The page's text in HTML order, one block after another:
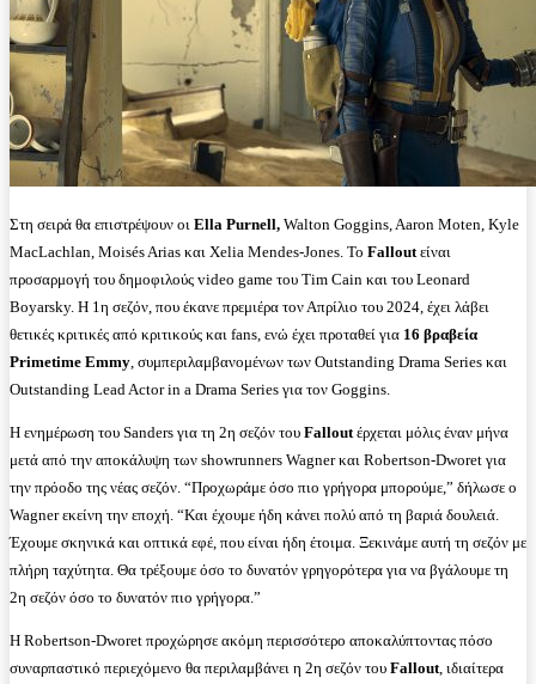
Στη σειρά θα επιστρέψουν οι Ella Purnell, Walton Goggins, Aaron Moten, Kyle
MacLachlan, Moisés Arias και Xelia Mendes-Jones. Το Fallout είναι
προσαρμογή του δημοφιλούς video game του Tim Cain και του Leonard
Boyarsky. Η 1η σεζόν, που έκανε πρεμιέρα τον Απρίλιο του 2024, έχει λάβει
θετικές κριτικές από κριτικούς και fans, ενώ έχει προταθεί για 16 βραβεία
Primetime Emmy , συμπεριλαμβανομένων των Outstanding Drama Series και
Outstanding Lead Actor in a Drama Series για τον Goggins.
Η ενημέρωση του Sanders για τη 2η σεζόν του Fallout έρχεται μόλις έναν μήνα
μετά από την αποκάλυψη των showrunners Wagner και Robertson-Dworet για
την πρόοδο της νέας σεζόν. “Προχωράμε όσο πιο γρήγορα μπορούμε,” δήλωσε ο
Wagner εκείνη την εποχή. “Και έχουμε ήδη κάνει πολύ από τη βαριά δουλειά.
Έχουμε σκηνικά και οπτικά εφέ, που είναι ήδη έτοιμα. Ξεκινάμε αυτή τη σεζόν με
πλήρη ταχύτητα. Θα τρέξουμε όσο το δυνατόν γρηγορότερα για να βγάλουμε τη
2η σεζόν όσο το δυνατόν πιο γρήγορα.”
Η Robertson-Dworet προχώρησε ακόμη περισσότερο αποκαλύπτοντας πόσο
συναρπαστικό περιεχόμενο θα περιλαμβάνει η 2η σεζόν του Fallout , ιδιαίτερα